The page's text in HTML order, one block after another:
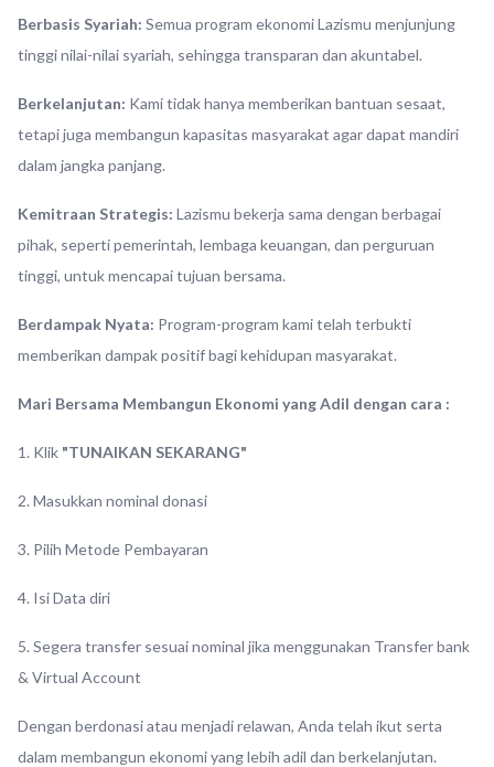
Berbasis Syariah: Semua program ekonomi Lazismu menjunjung
tinggi nilai-nilai syariah, sehingga transparan dan akuntabel.
Berkelanjutan: Kami tidak hanya memberikan bantuan sesaat,
tetapi juga membangun kapasitas masyarakat agar dapat mandiri
dalam jangka panjang.
Kemitraan Strategis: Lazismu bekerja sama dengan berbagai
pihak, seperti pemerintah, lembaga keuangan, dan perguruan
tinggi, untuk mencapai tujuan bersama.
Berdampak Nyata: Program-program kami telah terbukti
memberikan dampak positif bagi kehidupan masyarakat.
Mari Bersama Membangun Ekonomi yang Adil dengan cara :
1. Klik "TUNAIKAN SEKARANG"
2. Masukkan nominal donasi
3. Pilih Metode Pembayaran
4. Isi Data diri
5. Segera transfer sesuai nominal jika menggunakan Transfer bank
& Virtual Account
Dengan berdonasi atau menjadi relawan, Anda telah ikut serta
dalam membangun ekonomi yang lebih adil dan berkelanjutan.